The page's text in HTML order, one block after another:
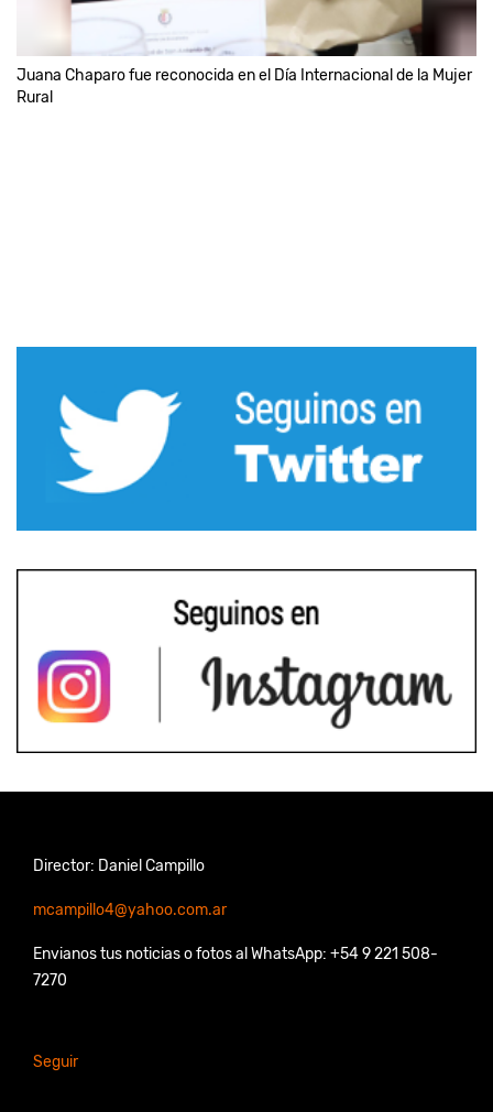
Juana Chaparo fue reconocida en el Día Internacional de la Mujer
Rural
Director: Daniel Campillo
mcampillo4@yahoo.com.ar
Envianos tus noticias o fotos al WhatsApp: +54 9 221 508-
7270
Seguir